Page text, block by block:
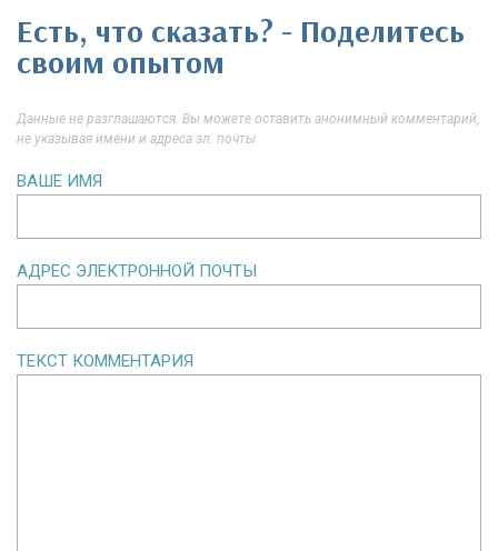
Есть, что сказать? - Поделитесь
своим опытом
Данные не разглашаются. Вы можете оставить анонимный комментарий,
не указывая имени и адреса эл. почты
ВАШЕ ИМЯ
АДРЕС ЭЛЕКТРОННОЙ ПОЧТЫ
ТЕКСТ КОММЕНТАРИЯ